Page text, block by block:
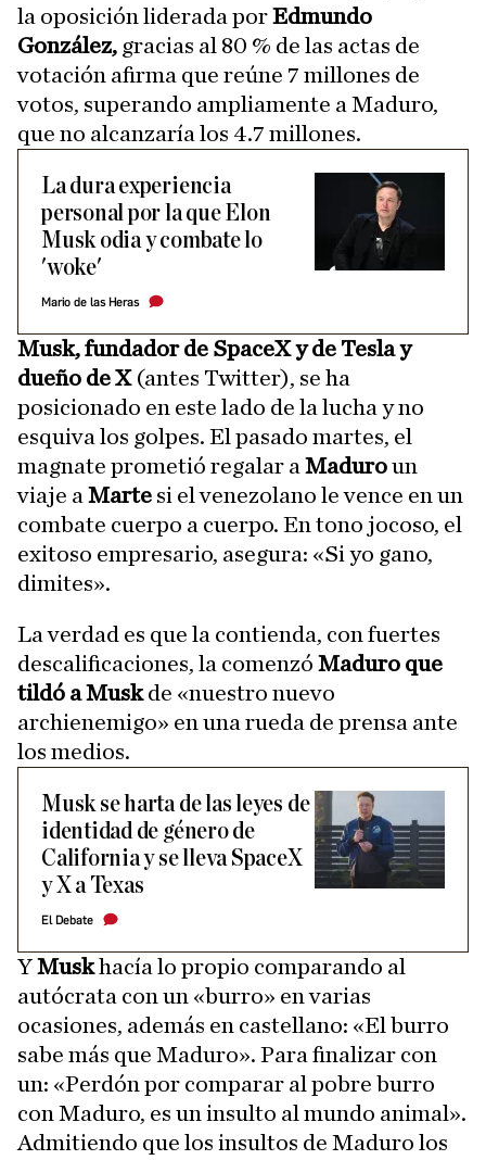
la oposición liderada porEdmundo
González, gracias al 80 % de las actas de
votación afirma que reúne 7 millones de
votos, superando ampliamente a Maduro,
que no alcanzaría los 4.7 millones.
La dura experiencia
personal por la que Elon
Musk odia y combate lo
'woke'
Mario de las Heras
Musk, fundador de SpaceX y de Tesla y
dueño de X(antes Twitter), se ha
posicionado en este lado de la lucha y no
esquiva los golpes. El pasado martes, el
magnate prometió regalar a Maduroun
viaje a Marte si el venezolano le vence en un
combate cuerpo a cuerpo. En tono jocoso, el
exitoso empresario, asegura: «Si yo gano,
dimites».
La verdad es que la contienda, con fuertes
descalificaciones, la comenzó Maduro que
tildó a Muskde «nuestro nuevo
archienemigo» en una rueda de prensa ante
los medios.
Musk se harta de las leyes de
identidad de género de
California y se lleva SpaceX
y X a Texas
El Debate
YMuskhacía lo propio comparando al
autócrata con un «burro» en varias
ocasiones, además en castellano: «El burro
sabe más que Maduro». Para finalizar con
un: «Perdón por comparar al pobre burro
con Maduro, es un insulto al mundo animal».
Admitiendo que los insultos de Maduro los